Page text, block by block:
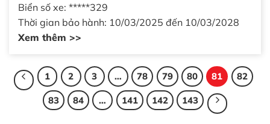
Biển số xe: *****329
Thời gian bảo hành: 10/03/2025 đến 10/03/2028
Xem thêm >>
1 2 3 … 78 79 80 81 82
83 84 … 141 142 143